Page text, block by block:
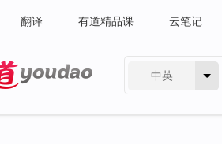
翻译 有道精品课 云笔记
中英